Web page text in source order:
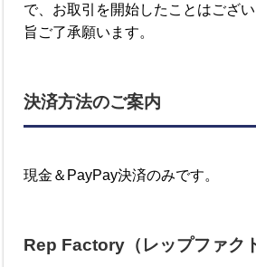
で、お取引を開始したことはござ
旨ご了承願います。
決済方法のご案内
現金＆PayPay決済のみです。
Rep Factory（レップファク